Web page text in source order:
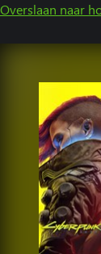
Overslaan naar